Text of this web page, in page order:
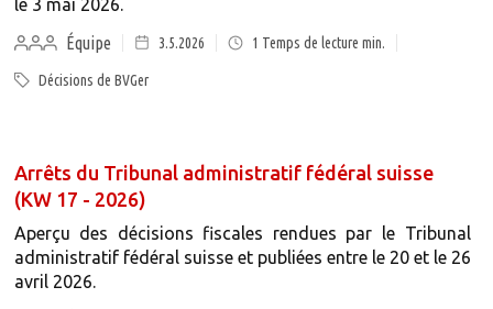
le 3 mai 2026.
Équipe
3.5.2026 1 Temps de lecture min.
Décisions de BVGer
Arrêts du Tribunal administratif fédéral suisse
(KW 17 - 2026)
Aperçu des décisions fiscales rendues par le Tribunal
administratif fédéral suisse et publiées entre le 20 et le 26
avril 2026.